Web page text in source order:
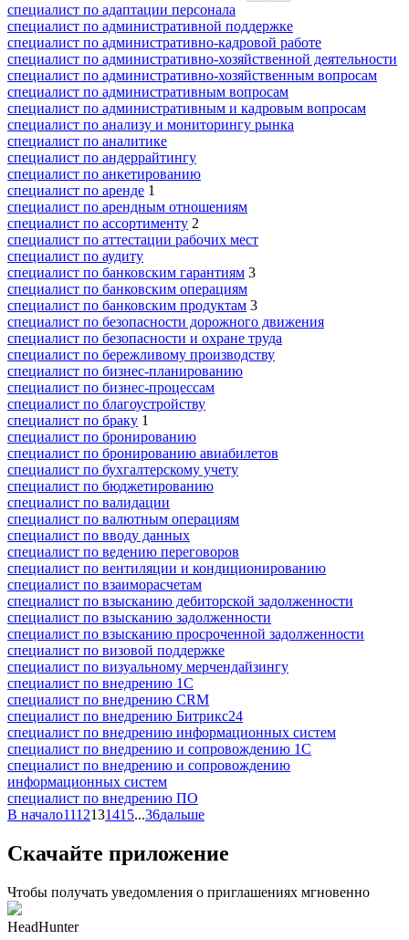
специалист по адаптации персонала
специалист по административной поддержке
специалист по административно-кадровой работе
специалист по административно-хозяйственной деятельности
специалист по административно-хозяйственным вопросам
специалист по административным вопросам
специалист по административным и кадровым вопросам
специалист по анализу и мониторингу рынка
специалист по аналитике
специалист по андеррайтингу
специалист по анкетированию
специалист по аренде 1
специалист по арендным отношениям
специалист по ассортименту 2
специалист по аттестации рабочих мест
специалист по аудиту
специалист по банковским гарантиям 3
специалист по банковским операциям
специалист по банковским продуктам 3
специалист по безопасности дорожного движения
специалист по безопасности и охране труда
специалист по бережливому производству
специалист по бизнес-планированию
специалист по бизнес-процессам
специалист по благоустройству
специалист по браку 1
специалист по бронированию
специалист по бронированию авиабилетов
специалист по бухгалтерскому учету
специалист по бюджетированию
специалист по валидации
специалист по валютным операциям
специалист по вводу данных
специалист по ведению переговоров
специалист по вентиляции и кондиционированию
специалист по взаиморасчетам
специалист по взысканию дебиторской задолженности
специалист по взысканию задолженности
специалист по взысканию просроченной задолженности
специалист по визовой поддержке
специалист по визуальному мерчендайзингу
специалист по внедрению 1С
специалист по внедрению CRM
специалист по внедрению Битрикс24
специалист по внедрению информационных систем
специалист по внедрению и сопровождению 1С
специалист по внедрению и сопровождению
информационных систем
специалист по внедрению ПО
В начало1112131415...36дальше
Скачайте приложение
Чтобы получать уведомления о приглашениях мгновенно
HeadHunter